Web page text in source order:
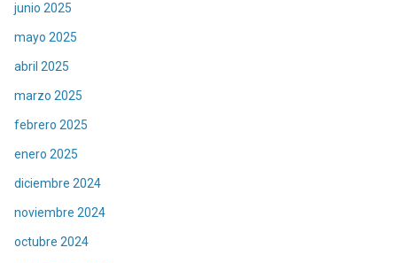
junio 2025
mayo 2025
abril 2025
marzo 2025
febrero 2025
enero 2025
diciembre 2024
noviembre 2024
octubre 2024